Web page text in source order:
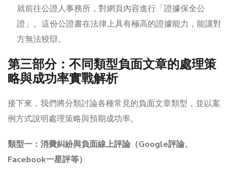
就前往公證人事務所，對網頁內容進行「證據保全公
證」。這份公證書在法律上具有極高的證據能力，能讓對
方無法狡辯。
第三部分：不同類型負面文章的處理策
略與成功率實戰解析
接下來，我們將分類討論各種常見的負面文章類型，並以案
例方式說明處理策略與預期成功率。
類型一：消費糾紛與負面線上評論（Google評論、
Facebook一星評等）